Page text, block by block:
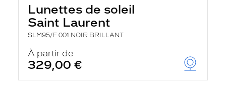
Lunettes de soleil
Saint Laurent
SLM95/F 001 NOIR BRILLANT
À partir de
329,00 €